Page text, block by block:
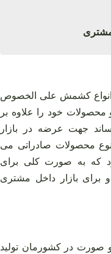
انواع کشمش علی‌ الخصوص
خود را علاوه بر
جهت عرضه در بازار
محصولات صادراتی می
که به صورت کلی برای
بازار داخل مشتری
در کشورمان تولید